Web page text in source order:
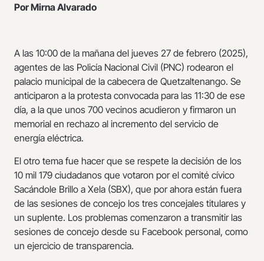
Por Mirna Alvarado
A las 10:00 de la mañana del jueves 27 de febrero (2025),
agentes de las Policía Nacional Civil (PNC) rodearon el
palacio municipal de la cabecera de Quetzaltenango. Se
anticiparon a la protesta convocada para las 11:30 de ese
día, a la que unos 700 vecinos acudieron y firmaron un
memorial en rechazo al incremento del servicio de
energía eléctrica.
El otro tema fue hacer que se respete la decisión de los
10 mil 179 ciudadanos que votaron por el comité cívico
Sacándole Brillo a Xela (SBX), que por ahora están fuera
de las sesiones de concejo los tres concejales titulares y
un suplente. Los problemas comenzaron a transmitir las
sesiones de concejo desde su Facebook personal, como
un ejercicio de transparencia.